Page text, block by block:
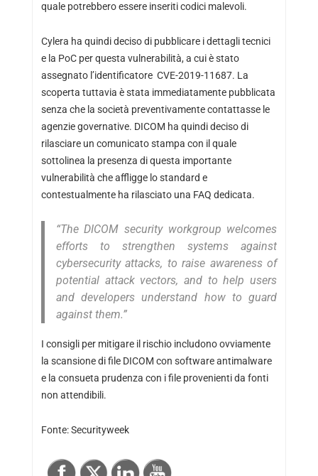
quale potrebbero essere inseriti codici malevoli.
Cylera ha quindi deciso di pubblicare i dettagli tecnici
e la PoC per questa vulnerabilità, a cui è stato
assegnato l’identificatore CVE-2019-11687. La
scoperta tuttavia è stata immediatamente pubblicata
senza che la società preventivamente contattasse le
agenzie governative. DICOM ha quindi deciso di
rilasciareun comunicato stampa con il quale
sottolinea la presenza di questa importante
vulnerabilità che affligge lo standard e
contestualmente ha rilasciato una FAQ dedicata.
“The DICOM security workgroup welcomes
efforts to strengthen systems against
cybersecurity attacks, to raise awareness of
potential attack vectors, and to help users
and developers understand how to guard
against them.”
I consigli per mitigare il rischio includono ovviamente
la scansione di file DICOM con software antimalware
e la consueta prudenza con i file provenienti da fonti
non attendibili.
Fonte:Securityweek